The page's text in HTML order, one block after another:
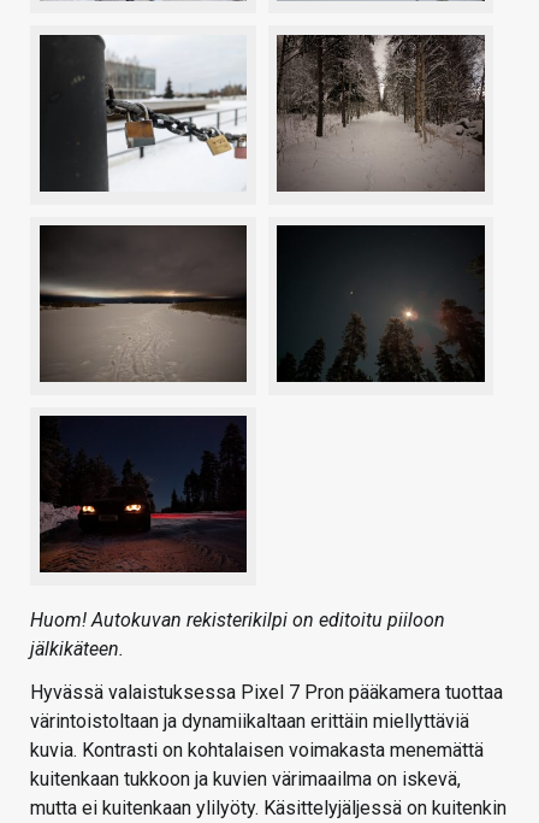
Huom! Autokuvan rekisterikilpi on editoitu piiloon
jälkikäteen.
Hyvässä valaistuksessa Pixel 7 Pron pääkamera tuottaa
värintoistoltaan ja dynamiikaltaan erittäin miellyttäviä
kuvia. Kontrasti on kohtalaisen voimakasta menemättä
kuitenkaan tukkoon ja kuvien värimaailma on iskevä,
mutta ei kuitenkaan ylilyöty. Käsittelyjäljessä on kuitenkin